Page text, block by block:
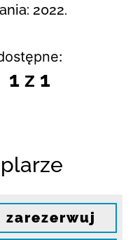
2022.
1 z 1
zarezerwuj